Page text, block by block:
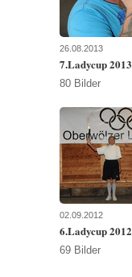
26.08.2013
7.Ladycup 2013
80 Bilder
02.09.2012
6.Ladycup 2012
69 Bilder